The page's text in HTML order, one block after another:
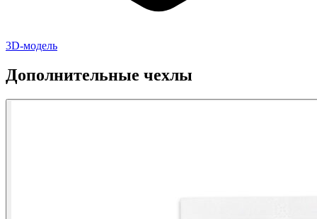
3D-модель
Дополнительные чехлы